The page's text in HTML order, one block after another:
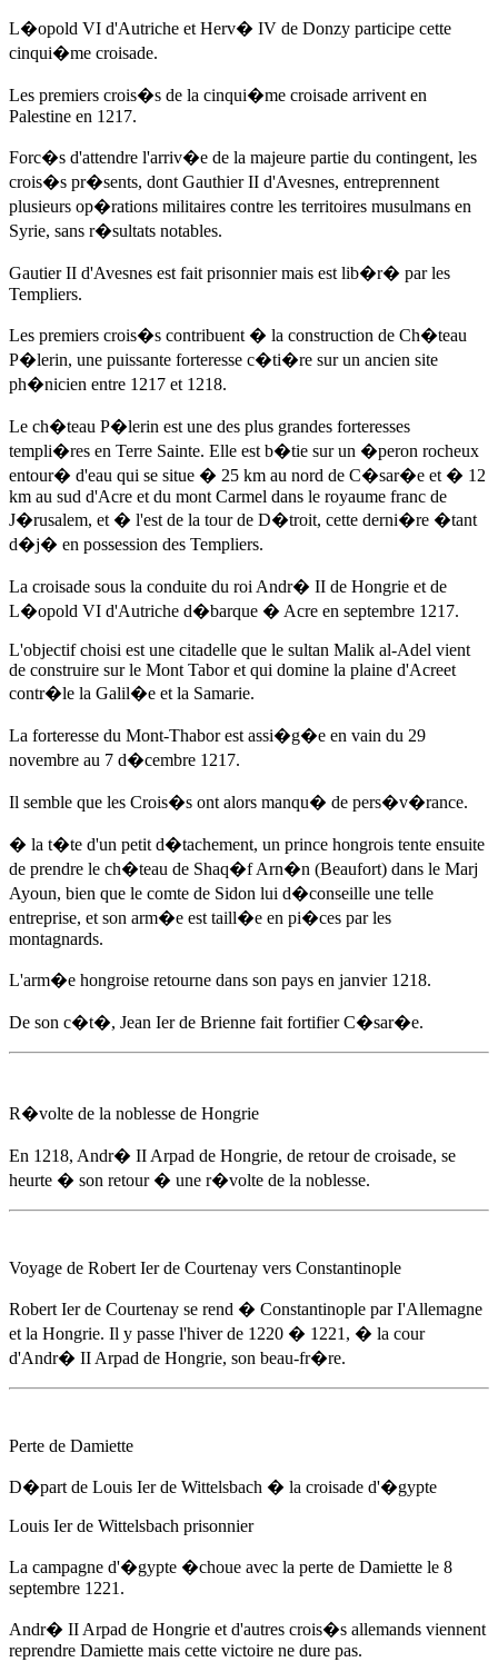
L�opold VI d'Autriche et Herv� IV de Donzy participe cette
cinqui�me croisade.
Les premiers crois�s de la cinqui�me croisade arrivent en
Palestine en 1217.
Forc�s d'attendre l'arriv�e de la majeure partie du contingent, les
crois�s pr�sents, dont Gauthier II d'Avesnes, entreprennent
plusieurs op�rations militaires contre les territoires musulmans en
Syrie, sans r�sultats notables.
Gautier II d'Avesnes est fait prisonnier mais est lib�r� par les
Templiers.
Les premiers crois�s contribuent � la construction de Ch�teau
P�lerin, une puissante forteresse c�ti�re sur un ancien site
ph�nicien entre 1217 et 1218.
Le ch�teau P�lerin est une des plus grandes forteresses
templi�res en Terre Sainte. Elle est b�tie sur un �peron rocheux
entour� d'eau qui se situe � 25 km au nord de C�sar�e et � 12
km au sud d'Acre et du mont Carmel dans le royaume franc de
J�rusalem, et � l'est de la tour de D�troit, cette derni�re �tant
d�j� en possession des Templiers.
La croisade sous la conduite du roi Andr� II de Hongrie et de
L�opold VI d'Autriche d�barque � Acre en septembre 1217.
L'objectif choisi est une citadelle que le sultan Malik al-Adel vient
de construire sur le Mont Tabor et qui domine la plaine d'Acreet
contr�le la Galil�e et la Samarie.
La forteresse du Mont-Thabor est assi�g�e en vain du 29
novembre au 7 d�cembre 1217.
Il semble que les Crois�s ont alors manqu� de pers�v�rance.
� la t�te d'un petit d�tachement, un prince hongrois tente ensuite
de prendre le ch�teau de Shaq�f Arn�n (Beaufort) dans le Marj
Ayoun, bien que le comte de Sidon lui d�conseille une telle
entreprise, et son arm�e est taill�e en pi�ces par les
montagnards.
L'arm�e hongroise retourne dans son pays en janvier 1218.
De son c�t�, Jean Ier de Brienne fait fortifier C�sar�e.
R�volte de la noblesse de Hongrie
En 1218, Andr� II Arpad de Hongrie, de retour de croisade, se
heurte � son retour � une r�volte de la noblesse.
Voyage de Robert Ier de Courtenay vers Constantinople
Robert Ier de Courtenay se rend � Constantinople par I'Allemagne
et la Hongrie. Il y passe l'hiver de 1220 � 1221, � la cour
d'Andr� II Arpad de Hongrie, son beau-fr�re.
Perte de Damiette
D�part de Louis Ier de Wittelsbach � la croisade d'�gypte
Louis Ier de Wittelsbach prisonnier
La campagne d'�gypte �choue avec la perte de Damiette le 8
septembre 1221 .
Andr� II Arpad de Hongrie et d'autres crois�s allemands viennent
reprendre Damiette mais cette victoire ne dure pas.